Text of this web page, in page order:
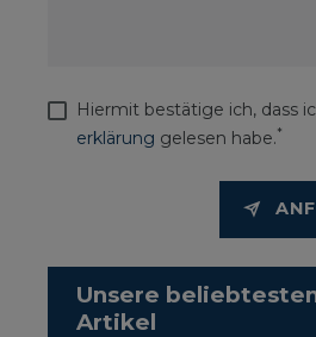
Hiermit bestätige ich, dass
erklärung gelesen habe.*
Unsere
Artikel